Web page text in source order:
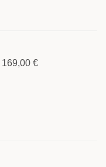
169,00 €